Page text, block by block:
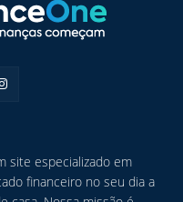
site especializado em
financeiro no seu dia a